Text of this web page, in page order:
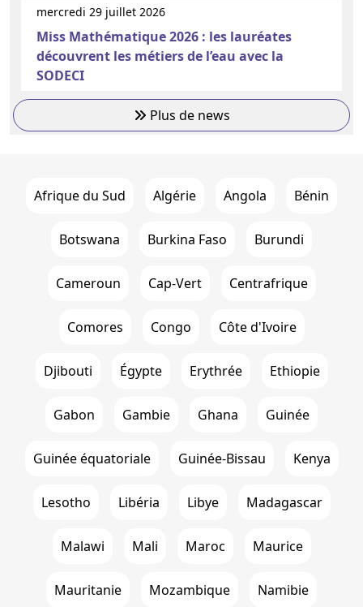
mercredi 29 juillet 2026
Miss Mathématique 2026 : les lauréates
découvrent les métiers de l’eau avec la
SODECI
Plus de news
Afrique du Sud Algérie Angola Bénin
Botswana Burkina Faso Burundi
Cameroun Cap-Vert Centrafrique
Comores Congo Côte d'Ivoire
Djibouti Égypte Erythrée Ethiopie
Gabon Gambie Ghana Guinée
Guinée équatoriale Guinée-Bissau Kenya
Lesotho Libéria Libye Madagascar
Malawi Mali Maroc Maurice
Mauritanie Mozambique Namibie